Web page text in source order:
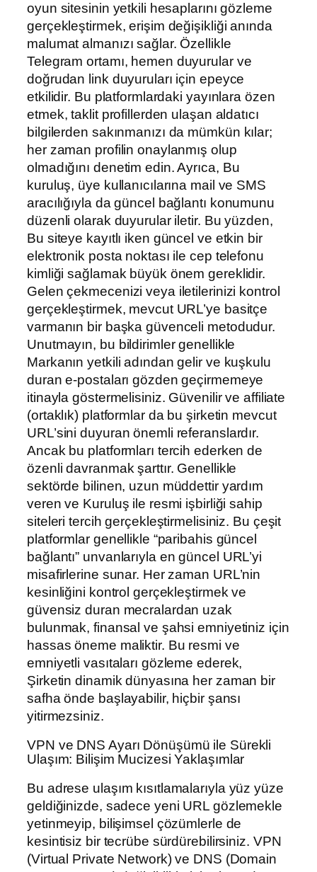
oyun sitesinin yetkili hesaplarını gözleme
gerçekleştirmek, erişim değişikliği anında
malumat almanızı sağlar. Özellikle
Telegram ortamı, hemen duyurular ve
doğrudan link duyuruları için epeyce
etkilidir. Bu platformlardaki yayınlara özen
etmek, taklit profillerden ulaşan aldatıcı
bilgilerden sakınmanızı da mümkün kılar;
her zaman profilin onaylanmış olup
olmadığını denetim edin. Ayrıca, Bu
kuruluş, üye kullanıcılarına mail ve SMS
aracılığıyla da güncel bağlantı konumunu
düzenli olarak duyurular iletir. Bu yüzden,
Bu siteye kayıtlı iken güncel ve etkin bir
elektronik posta noktası ile cep telefonu
kimliği sağlamak büyük önem gereklidir.
Gelen çekmecenizi veya iletilerinizi kontrol
gerçekleştirmek, mevcut URL’ye basitçe
varmanın bir başka güvenceli metodudur.
Unutmayın, bu bildirimler genellikle
Markanın yetkili adından gelir ve kuşkulu
duran e-postaları gözden geçirmemeye
itinayla göstermelisiniz. Güvenilir ve affiliate
(ortaklık) platformlar da bu şirketin mevcut
URL’sini duyuran önemli referanslardır.
Ancak bu platformları tercih ederken de
özenli davranmak şarttır. Genellikle
sektörde bilinen, uzun müddettir yardım
veren ve Kuruluş ile resmi işbirliği sahip
siteleri tercih gerçekleştirmelisiniz. Bu çeşit
platformlar genellikle “paribahis güncel
bağlantı” unvanlarıyla en güncel URL’yi
misafirlerine sunar. Her zaman URL’nin
kesinliğini kontrol gerçekleştirmek ve
güvensiz duran mecralardan uzak
bulunmak, finansal ve şahsi emniyetiniz için
hassas öneme maliktir. Bu resmi ve
emniyetli vasıtaları gözleme ederek,
Şirketin dinamik dünyasına her zaman bir
safha önde başlayabilir, hiçbir şansı
yitirmezsiniz.
VPN ve DNS Ayarı Dönüşümü ile Sürekli
Ulaşım: Bilişim Mucizesi Yaklaşımlar
Bu adrese ulaşım kısıtlamalarıyla yüz yüze
geldiğinizde, sadece yeni URL gözlemekle
yetinmeyip, bilişimsel çözümlerle de
kesintisiz bir tecrübe sürdürebilirsiniz. VPN
(Virtual Private Network) ve DNS (Domain